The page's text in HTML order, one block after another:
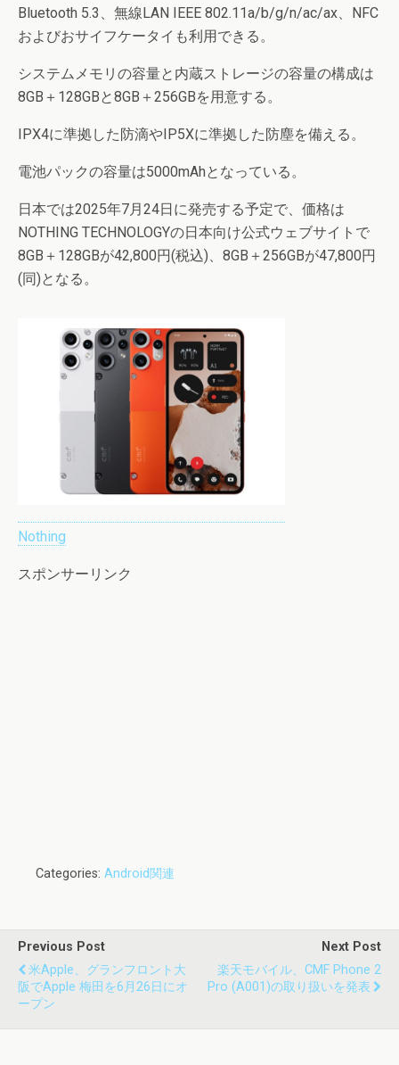
Bluetooth 5.3、無線LAN IEEE 802.11a/b/g/n/ac/ax、NFC
およびおサイフケータイも利用できる。
システムメモリの容量と内蔵ストレージの容量の構成は
8GB＋128GBと8GB＋256GBを用意する。
IPX4に準拠した防滴やIP5Xに準拠した防塵を備える。
電池パックの容量は5000mAhとなっている。
日本では2025年7月24日に発売する予定で、価格は
NOTHING TECHNOLOGYの日本向け公式ウェブサイトで
8GB＋128GBが42,800円(税込)、8GB＋256GBが47,800円
(同)となる。
Nothing
スポンサーリンク
Categories: Android関連
Previous Post
米Apple、グランフロント大
阪でApple 梅田を6月26日にオ
ープン
Next Post
楽天モバイル、CMF Phone 2
Pro (A001)の取り扱いを発表